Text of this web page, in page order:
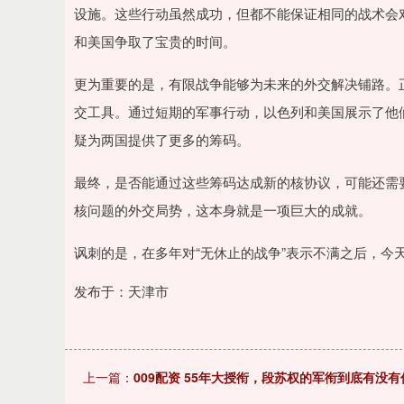
设施。这些行动虽然成功，但都不能保证相同的战术
和美国争取了宝贵的时间。
更为重要的是，有限战争能够为未来的外交解决铺路
交工具。通过短期的军事行动，以色列和美国展示了
疑为两国提供了更多的筹码。
最终，是否能通过这些筹码达成新的核协议，可能还
核问题的外交局势，这本身就是一项巨大的成就。
讽刺的是，在多年对“无休止的战争”表示不满之后，今
发布于：天津市
上一篇： 009配资 55年大授衔，段苏权的军衔到底有没